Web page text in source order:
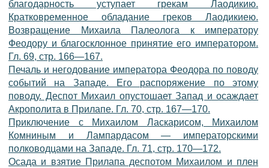
благодарность уступает грекам Лаодикию.
Кратковременное обладание греков Лаодикиею.
Возвращение Михаила Палеолога к императору
Феодору и благосклонное принятие его императором.
Гл. 69, стр. 166—167.
Печаль и негодование императора Феодора по поводу
событий на Западе. Его распоряжение по этому
поводу. Деспот Михаил опустошает Запад и осаждает
Акрополита в Прилапе. Гл. 70, стр. 167—170.
Приключение с Михаилом Ласкарисом, Михаилом
Комниным и Лампардасом — императорскими
полководцами на Западе. Гл. 71, стр. 170—172.
Осада и взятие Прилапа деспотом Михаилом и плен